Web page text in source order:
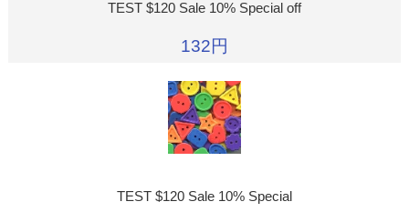
TEST $120 Sale 10% Special off
132円
TEST $120 Sale 10% Special